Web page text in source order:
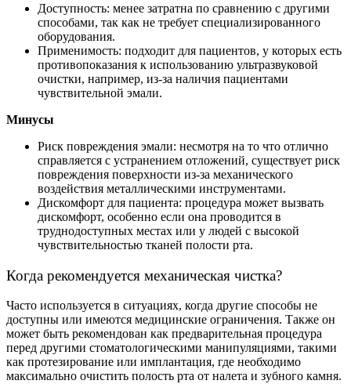
Доступность: менее затратна по сравнению с другими
способами, так как не требует специализированного
оборудования.
Применимость: подходит для пациентов, у которых есть
противопоказания к использованию ультразвуковой
очистки, например, из-за наличия пациентами
чувствительной эмали.
Минусы
Риск повреждения эмали: несмотря на то что отлично
справляется с устранением отложений, существует риск
повреждения поверхности из-за механического
воздействия металлическими инструментами.
Дискомфорт для пациента: процедура может вызвать
дискомфорт, особенно если она проводится в
труднодоступных местах или у людей с высокой
чувствительностью тканей полости рта.
Когда рекомендуется механическая чистка?
Часто используется в ситуациях, когда другие способы не
доступны или имеются медицинские ограничения. Также он
может быть рекомендован как предварительная процедура
перед другими стоматологическими манипуляциями, такими
как протезирование или имплантация, где необходимо
максимально очистить полость рта от налета и зубного камня.